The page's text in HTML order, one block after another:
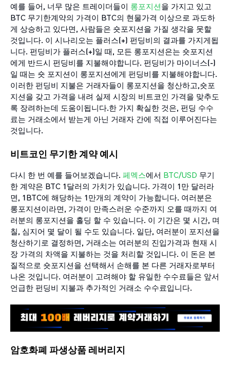
예를 들어, 너무 많은 트레이더들이 롱포지션을 가지고 있고
BTC 무기한계약의 가격이 BTC의 현물가격 이상으로 과도하
게 상승하고 있다면, 사람들은 숏포지션을 가질 생각을 못할
것입니다. 이 시나리오는 플러스(+) 펀딩비의 결과를 가지게됩
니다. 펀딩비가 플러스(+)일 때, 모든 롱포지션은는 숏포지션
에게 반드시 펀딩비를 지불해야합니다. 펀딩비가 마이너스(-)
일 때는 숏 포지션이 롱포지션에게 펀딩비를 지불해야합니다.
이러한 펀딩비 지불은 거래자들이 롱포지션을 청산하고,숏포
지션을 갖고 가격을 내려 실제 시장의 비트코인 가격을 맞추도
록 장려하는데 도움이됩니다.한 가지 확실한 것은, 펀딩 수수
료는 거래소에서 받는게 아닌 거래자 간에 직접 이루어진다는
것입니다.
비트코인 무기한 계약 예시
다시 한 번 예를 들어보겠습니다. 페멕스에서 BTC/USD 무기
한 계약은 BTC 1달러의 가치가 있습니다. 가격이 1만 달러라
면, 1BTC에 해당하는 1만개의 계약이 가능합니다. 여러분은
롱포지션이라면, 가격이 만족스러운 수준까지 오를 때까지 여
러분의 롱포지션을 홀딩 할 수 있습니다. 이 기간은 몇 시간, 며
칠, 심지어 몇 달이 될 수도 있습니다. 일단, 여러분이 포지션을
청산하기로 결정하면, 거래소는 여러분의 진입가격과 현재 시
장 가격의 차액을 지불하는 것을 처리할 것입니다. 이 돈은 본
질적으로 숏포지션을 선택해서 손해를 본 다른 거래자로부터
나온 것입니다. 여러분이 고려해야 할 유일한 수수료들은 앞서
언급한 펀딩비 지불과 추가적인 거래소 수수료입니다.
암호화폐 파생상품 레버리지